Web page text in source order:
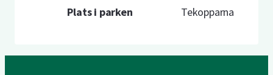
Plats i parken
Tekopparna